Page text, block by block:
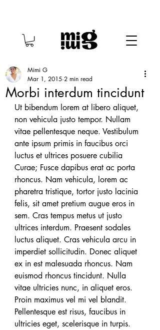
Morbi interdum tincidunt
Mimi G
Mar 1, 2015 2 min read
Ut bibendum lorem at libero aliquet,
non vehicula justo tempor. Nullam
vitae pellentesque neque. Vestibulum
ante ipsum primis in faucibus orci
luctus et ultrices posuere cubilia
Curae; Fusce dapibus erat ac porta
rhoncus. Nam vehicula, lorem ac
pharetra tristique, tortor justo lacinia
felis, sit amet pretium augue eros in
sem. Cras tempus metus ut justo
ultrices interdum. Praesent sodales
luctus aliquet. Cras vehicula arcu in
imperdiet sollicitudin. Donec aliquet
ex in est malesuada rhoncus. Nam
euismod rhoncus tincidunt. Nulla
vitae ultricies nunc, in aliquet eros.
Proin maximus vel mi vel blandit.
Pellentesque est risus, faucibus in
ultricies eget, scelerisque in turpis.